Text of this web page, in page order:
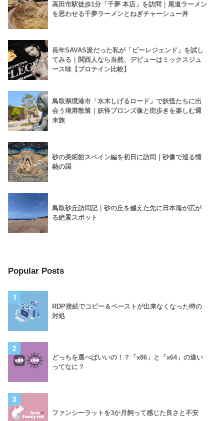
高田市駅徒歩1分「千夢 本店」を訪問｜尾道ラーメン
を思わせる千夢ラーメンとねぎチャーシュー丼
長年SAVAS派だった私が「ビーレジェンド」を試し
てみる｜関西人なら当然、デビューはミックスジュ
ース味【プロテイン比較】
鳥取県境港市「水木しげるロード」で妖怪たちに出
会う境港散策｜妖怪ブロンズ像と街歩きを楽しむ週
末旅
砂の美術館スペイン編を初日に訪問｜砂像で巡る情
熱の国
鳥取砂丘訪問記｜砂の丘を越えた先に日本海が広が
る絶景スポット
Popular Posts
1
RDP接続でコピー＆ペーストが出来なくなった時の
対処
2
どっちを選べばいいの！？「x86」と「x64」の違い
ってなに？
3
ファンシーラットを3か月飼って感じた良さと不安